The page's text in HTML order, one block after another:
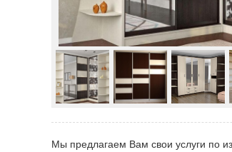
Мы предлагаем Вам свои услуги по